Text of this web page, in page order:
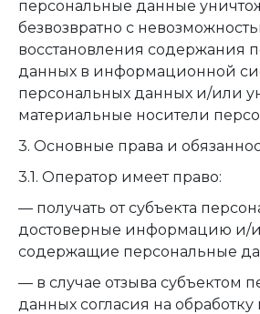
персональные данные
безвозвратно с
восстановления содержания
данных в информационной
персональных данных и/или
материальные носители
3. Основные права и
3.1. Оператор имеет право:
— получать от субъекта
достоверные информацию и/
содержащие персональные
— в случае отзыва субъектом
данных согласия на